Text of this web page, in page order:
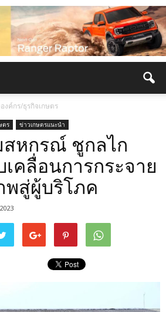
งค์กร/ธุรกิจเกษตร
ตร ข่าวเกษตรแนะนำ
สหกรณ์ ชูกลไก
คลื่อนการกระจาย
สู่ผู้บริโภค